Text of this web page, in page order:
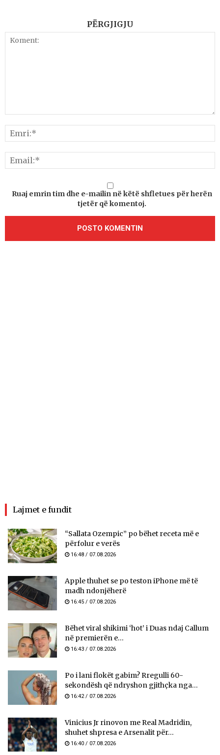
PËRGJIGJU
Ruaj emrin tim dhe e-mailin në këtë shfletues për herën
tjetër që komentoj.
Lajmet e fundit
“Sallata Ozempic” po bëhet receta më e
përfolur e verës
16:48 / 07.08.2026
Apple thuhet se po teston iPhone më të
madh ndonjëherë
16:45 / 07.08.2026
Bëhet viral shikimi ‘hot’ i Duas ndaj Callum
në premierën e...
16:43 / 07.08.2026
Po i lani flokët gabim? Rregulli 60-
sekondësh që ndryshon gjithçka nga...
16:42 / 07.08.2026
Vinicius Jr rinovon me Real Madridin,
shuhet shpresa e Arsenalit për...
16:40 / 07.08.2026